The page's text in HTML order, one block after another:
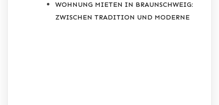
WOHNUNG MIETEN IN BRAUNSCHWEIG:
ZWISCHEN TRADITION UND MODERNE